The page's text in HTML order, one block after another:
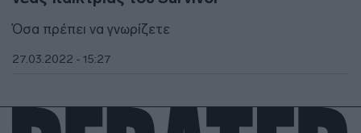
Όσα πρέπει να γνωρίζετε
27.03.2022 - 15:27